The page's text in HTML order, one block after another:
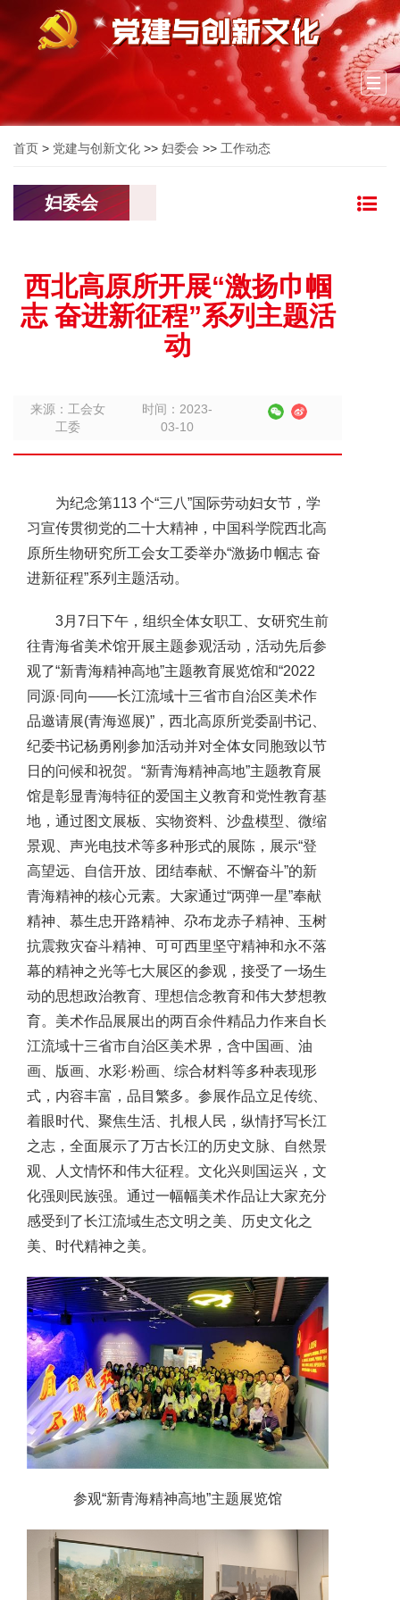
首页 > 党建与创新文化 >> 妇委会 >> 工作动态
妇委会
西北高原所开展“激扬巾帼
志 奋进新征程”系列主题活
动
来源：工会女
工委
时间：2023-
03-10
为纪念第113 个“三八”国际劳动妇女节，学
习宣传贯彻党的二十大精神，中国科学院西北高
原所生物研究所工会女工委举办“激扬巾帼志 奋
进新征程”系列主题活动。
3月7日下午，组织全体女职工、女研究生前
往青海省美术馆开展主题参观活动，活动先后参
观了“新青海精神高地”主题教育展览馆和“2022
同源·同向——长江流域十三省市自治区美术作
品邀请展(青海巡展)”，西北高原所党委副书记、
纪委书记杨勇刚参加活动并对全体女同胞致以节
日的问候和祝贺。“新青海精神高地”主题教育展
馆是彰显青海特征的爱国主义教育和党性教育基
地，通过图文展板、实物资料、沙盘模型、微缩
景观、声光电技术等多种形式的展陈，展示“登
高望远、自信开放、团结奉献、不懈奋斗”的新
青海精神的核心元素。大家通过“两弹一星”奉献
精神、慕生忠开路精神、尕布龙赤子精神、玉树
抗震救灾奋斗精神、可可西里坚守精神和永不落
幕的精神之光等七大展区的参观，接受了一场生
动的思想政治教育、理想信念教育和伟大梦想教
育。美术作品展展出的两百余件精品力作来自长
江流域十三省市自治区美术界，含中国画、油
画、版画、水彩·粉画、综合材料等多种表现形
式，内容丰富，品目繁多。参展作品立足传统、
着眼时代、聚焦生活、扎根人民，纵情抒写长江
之志，全面展示了万古长江的历史文脉、自然景
观、人文情怀和伟大征程。文化兴则国运兴，文
化强则民族强。通过一幅幅美术作品让大家充分
感受到了长江流域生态文明之美、历史文化之
美、时代精神之美。
参观“新青海精神高地”主题展览馆